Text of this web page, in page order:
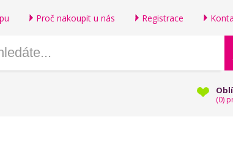
Proč nakoupit u nás Registrace
(0)